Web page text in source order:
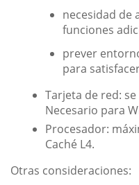
necesidad de
funciones
prever
para
Tarjeta de red:
Necesario para
Procesador:
Caché L4.
Otras consideraciones: